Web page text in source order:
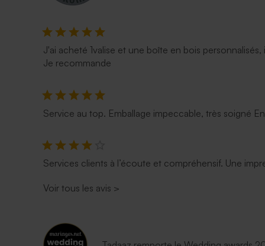
J'ai acheté 1valise et une boîte en bois
Je recommande
Service au top. Emballage impeccable, très soigné
Services clients à l’écoute et compréhensif. Une
Voir tous les avis >